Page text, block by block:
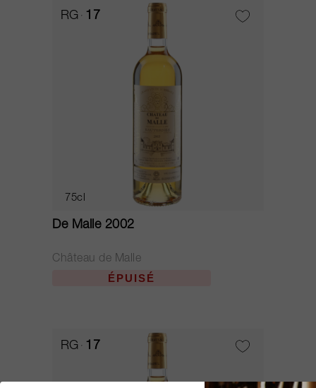
RG 17
75cl
De Malle 2002
Château de Malle
ÉPUISÉ
RG 17